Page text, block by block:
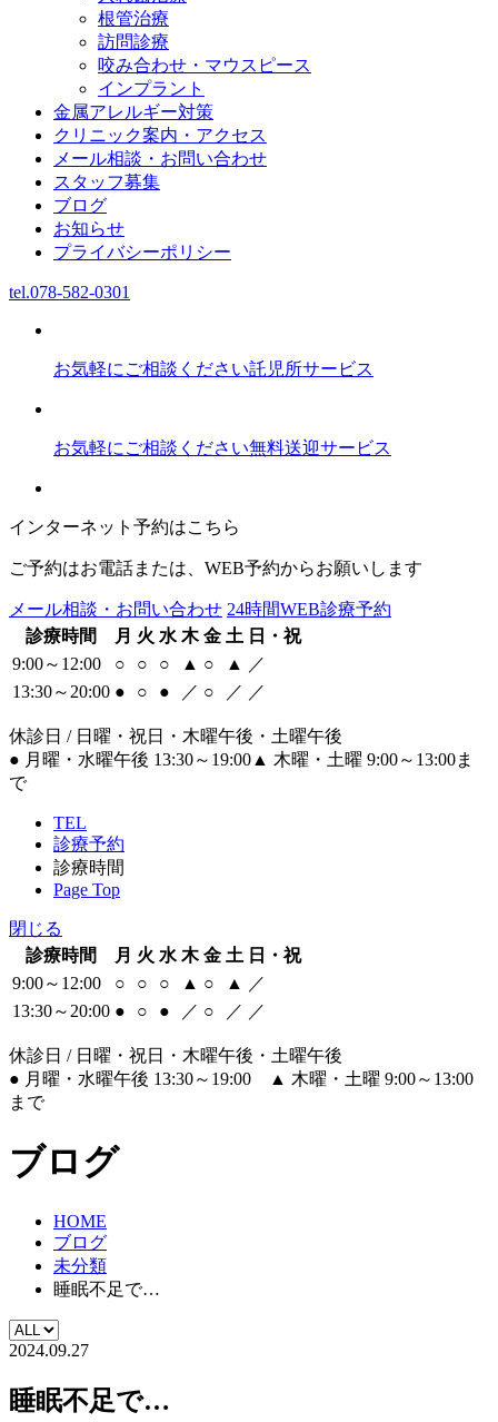
根管治療
訪問診療
咬み合わせ・マウスピース
インプラント
金属アレルギー対策
クリニック案内・アクセス
メール相談・お問い合わせ
スタッフ募集
ブログ
お知らせ
プライバシーポリシー
tel.078-582-0301
お気軽にご相談ください託児所サービス
お気軽にご相談ください無料送迎サービス
インターネット予約はこちら
ご予約はお電話または、WEB予約からお願いします
メール相談・お問い合わせ 24時間WEB診療予約
診療時間
月 火 水 木 金 土 日・祝
9:00～12:00
○ ○ ○ ▲ ○ ▲
／
13:30～20:00 ● ○ ● ／ ○ ／ ／
休診日 / 日曜・祝日・木曜午後・土曜午後
● 月曜・水曜午後 13:30～19:00 ▲ 木曜・土曜 9:00～13:00ま
で
TEL
診療予約
診療時間
Page Top
閉じる
診療時間
月 火 水 木 金 土 日・祝
9:00～12:00
○ ○ ○ ▲ ○ ▲
／
13:30～20:00 ● ○ ● ／ ○ ／ ／
休診日 / 日曜・祝日・木曜午後・土曜午後
● 月曜・水曜午後 13:30～19:00 ▲ 木曜・土曜 9:00～13:00
まで
ブログ
HOME
ブログ
未分類
睡眠不足で…
2024.09.27
睡眠不足で…